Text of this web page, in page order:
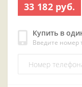
33 182 руб.
Купить в
Введите номер